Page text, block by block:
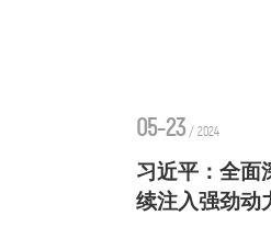
05-23 / 2024
习近平：全面
续注入强劲动